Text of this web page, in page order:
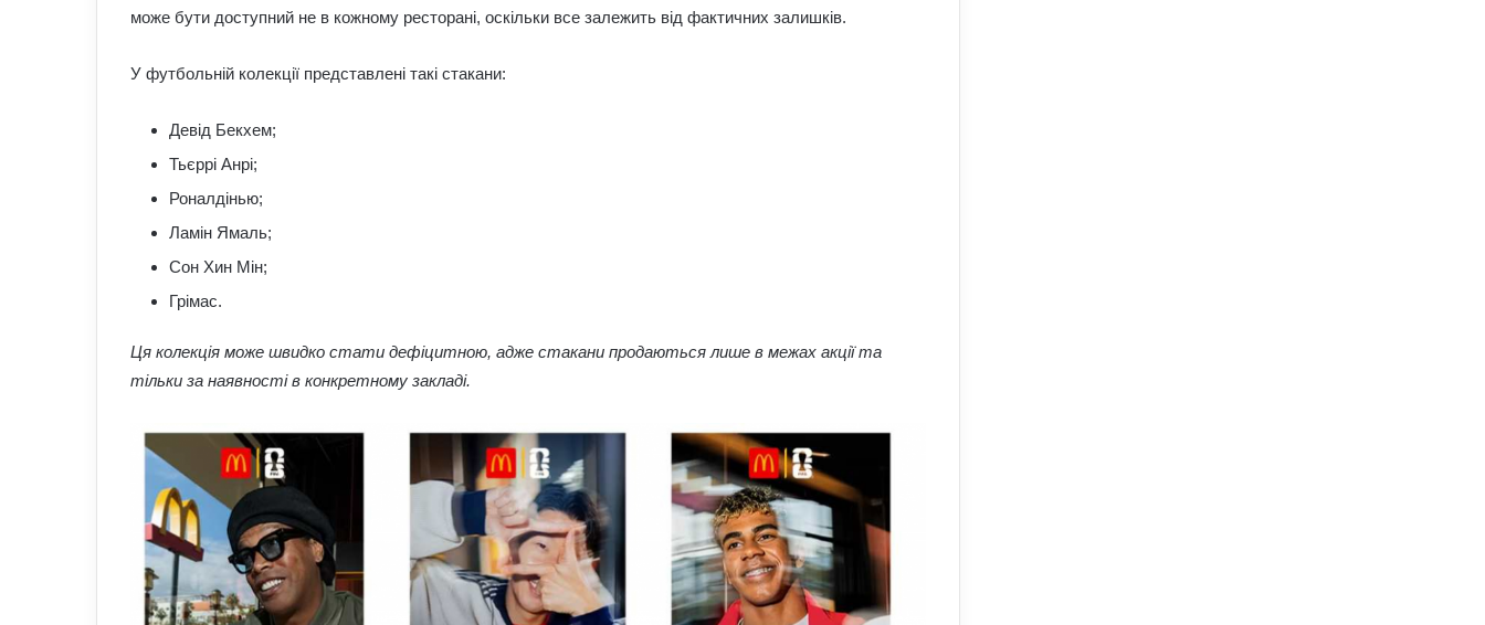
може бути доступний не в кожному ресторані, оскільки все залежить від фактичних залишків.
У футбольній колекції представлені такі стакани:
Девід Бекхем;
Тьєррі Анрі;
Роналдінью;
Ламін Ямаль;
Сон Хин Мін;
Грімас.
Ця колекція може швидко стати дефіцитною, адже стакани продаються лише в межах акції та
тільки за наявності в конкретному закладі.